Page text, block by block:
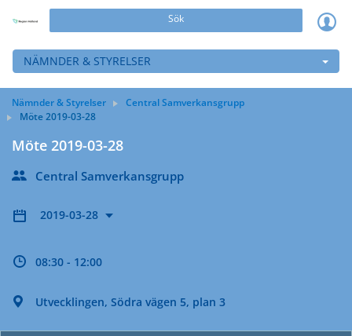
Sök
NÄMNDER & STYRELSER
Nämnder & Styrelser
Central Samverkansgrupp
Möte 2019-03-28
Möte 2019-03-28
Central Samverkansgrupp
2019-03-28
08:30 - 12:00
Utvecklingen, Södra vägen 5, plan 3